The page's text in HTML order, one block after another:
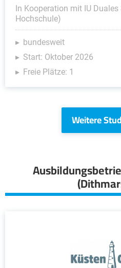
In Kooperation mit IU
Hochschule)
bundesweit
Start: Oktober 2026
Freie Plätze: 1
Weitere